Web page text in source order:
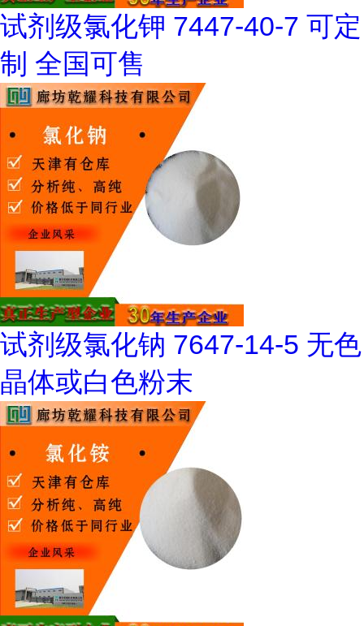
试剂级氯化钾 7447-40-7 可定
制 全国可售
试剂级氯化钠 7647-14-5 无色
晶体或白色粉末